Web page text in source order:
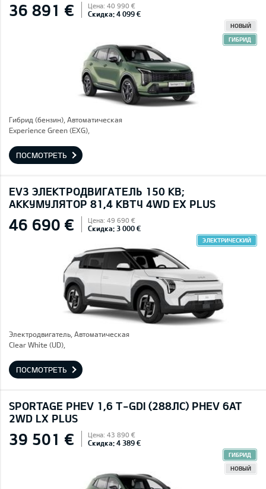
36 891 € Цена: 40 990 €
Скидка: 4 099 €
НОВЫЙ
ГИБРИД
Гибрид (бензин), Автоматическая
Experience Green (EXG),
ПОСМОТРЕТЬ
EV3 ЭЛЕКТРОДВИГАТЕЛЬ 150 КВ;
AККУМУЛЯТОР 81,4 КВТЧ 4WD EX PLUS
46 690 € Цена: 49 690 €
Скидка: 3 000 €
ЭЛЕКТРИЧЕСКИЙ
Электродвигатель, Автоматическая
Clear White (UD),
ПОСМОТРЕТЬ
SPORTAGE PHEV 1,6 T-GDI (288ЛС) PHEV 6AT
2WD LX PLUS
39 501 € Цена: 43 890 €
Скидка: 4 389 €
ГИБРИД
НОВЫЙ